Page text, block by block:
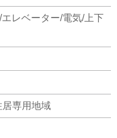
レベーター/電気/上下
専用地域